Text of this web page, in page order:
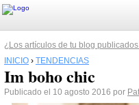
¿Los artículos de tu blog
INICIO › TENDENCIAS
Im boho chic
Publicado el 10 agosto 2016 por